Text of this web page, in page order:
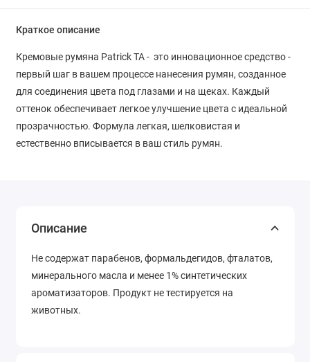
Краткое описание
Кремовые румяна Patrick TA - это инновационное средство -
первый шаг в вашем процессе нанесения румян, созданное
для соединения цвета под глазами и на щеках. Каждый
оттенок обеспечивает легкое улучшение цвета с идеальной
прозрачностью. Формула легкая, шелковистая и
естественно вписывается в ваш стиль румян.
Описание
Не содержат парабенов, формальдегидов, фталатов,
минерального масла и менее 1% синтетических
ароматизаторов. Продукт не тестируется на
животных.